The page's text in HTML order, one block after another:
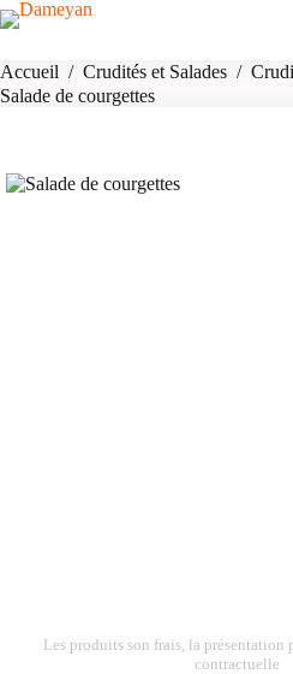
Passer
au
Accueil / Crudités et Salades /
Salade de courgettes
Les produits son frais, la présentation
contractuelle